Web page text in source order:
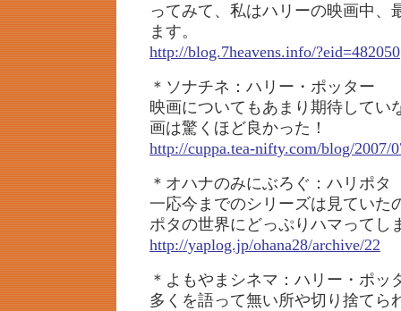
ってみて、私はハリーの映画中、
ます。
http://blog.7heavens.info/?eid=482050
＊ソナチネ：ハリー・ポッター
映画についてもあまり期待してい
画は驚くほど良かった！
http://cuppa.tea-nifty.com/blog/2007/
＊オハナのみにぶろぐ：ハリポタ
一応今までのシリーズは見ていた
ポタの世界にどっぷりハマってし
http://yaplog.jp/ohana28/archive/22
＊よもやまシネマ：ハリー・ポッ
多くを語って無い所や切り捨てら